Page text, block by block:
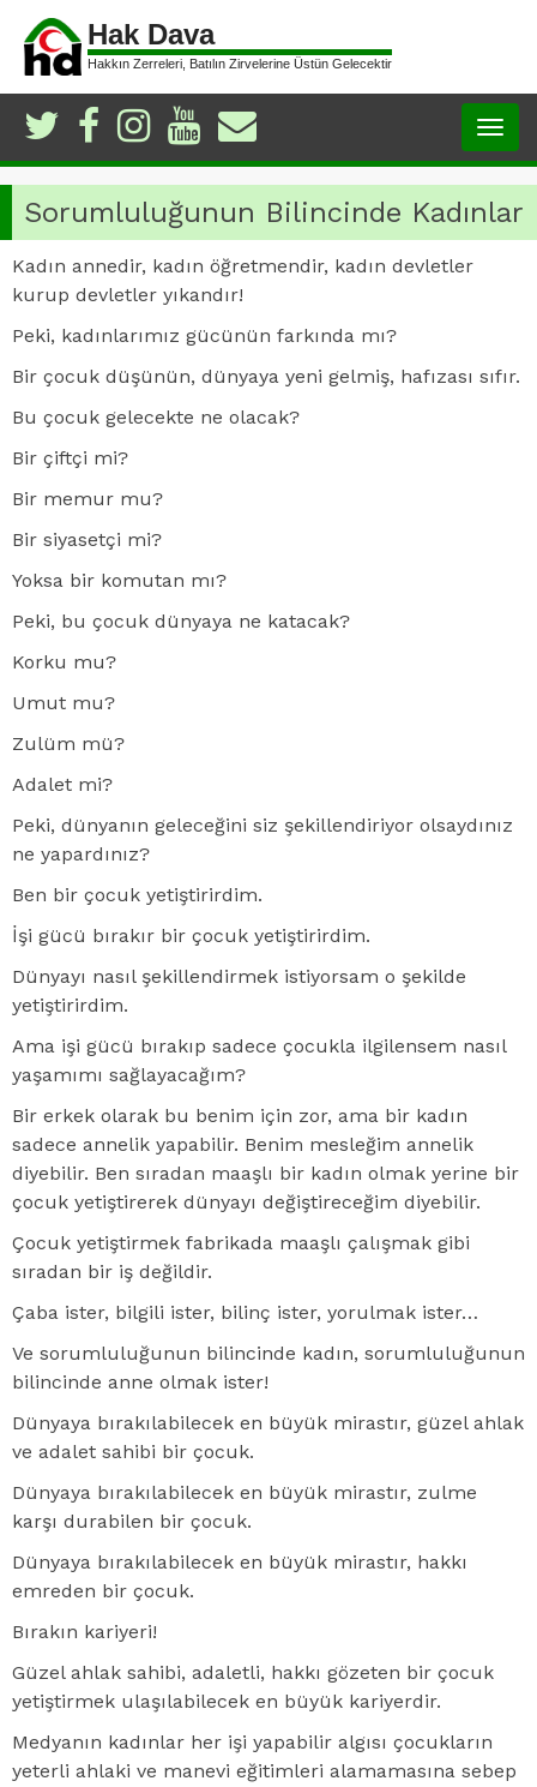
Hak Dava
Hakkın Zerreleri, Batılın Zirvelerine Üstün Gelecektir
Sorumluluğunun Bilincinde Kadınlar
Kadın annedir, kadın öğretmendir, kadın devletler
kurup devletler yıkandır!
Peki, kadınlarımız gücünün farkında mı?
Bir çocuk düşünün, dünyaya yeni gelmiş, hafızası sıfır.
Bu çocuk gelecekte ne olacak?
Bir çiftçi mi?
Bir memur mu?
Bir siyasetçi mi?
Yoksa bir komutan mı?
Peki, bu çocuk dünyaya ne katacak?
Korku mu?
Umut mu?
Zulüm mü?
Adalet mi?
Peki, dünyanın geleceğini siz şekillendiriyor olsaydınız
ne yapardınız?
Ben bir çocuk yetiştirirdim.
İşi gücü bırakır bir çocuk yetiştirirdim.
Dünyayı nasıl şekillendirmek istiyorsam o şekilde
yetiştirirdim.
Ama işi gücü bırakıp sadece çocukla ilgilensem nasıl
yaşamımı sağlayacağım?
Bir erkek olarak bu benim için zor, ama bir kadın
sadece annelik yapabilir. Benim mesleğim annelik
diyebilir. Ben sıradan maaşlı bir kadın olmak yerine bir
çocuk yetiştirerek dünyayı değiştireceğim diyebilir.
Çocuk yetiştirmek fabrikada maaşlı çalışmak gibi
sıradan bir iş değildir.
Çaba ister, bilgili ister, bilinç ister, yorulmak ister…
Ve sorumluluğunun bilincinde kadın, sorumluluğunun
bilincinde anne olmak ister!
Dünyaya bırakılabilecek en büyük mirastır, güzel ahlak
ve adalet sahibi bir çocuk.
Dünyaya bırakılabilecek en büyük mirastır, zulme
karşı durabilen bir çocuk.
Dünyaya bırakılabilecek en büyük mirastır, hakkı
emreden bir çocuk.
Bırakın kariyeri!
Güzel ahlak sahibi, adaletli, hakkı gözeten bir çocuk
yetiştirmek ulaşılabilecek en büyük kariyerdir.
Medyanın kadınlar her işi yapabilir algısı çocukların
yeterli ahlaki ve manevi eğitimleri alamamasına sebep